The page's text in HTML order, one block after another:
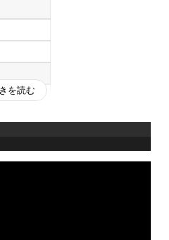
ペースは、杭ナビとコントロ
能です。
を読む